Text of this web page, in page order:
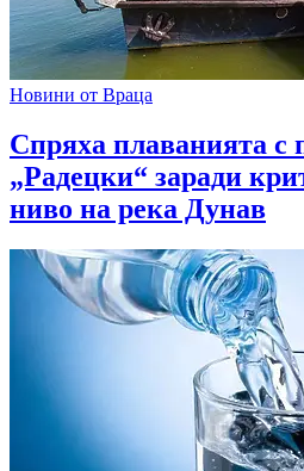
Новини от Враца
Спряха плаванията с
„Радецки“ заради
ниво на река Дунав